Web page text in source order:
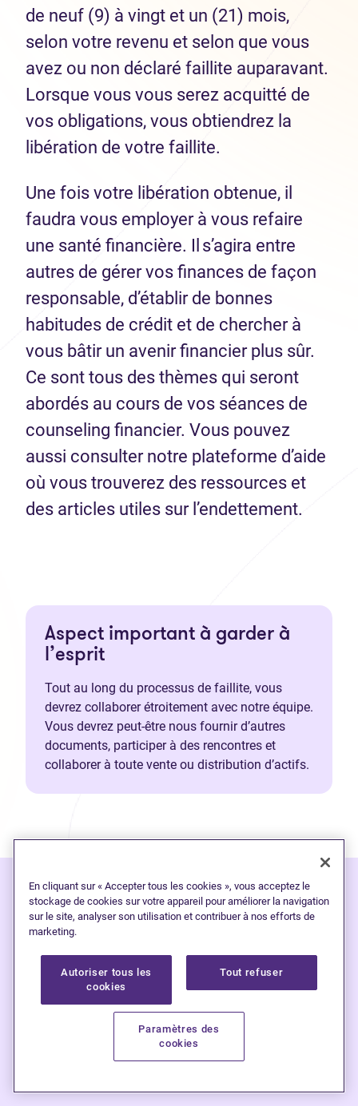
de neuf (9) à vingt et un (21) mois,
selon votre revenu et selon que vous
avez ou non déclaré faillite auparavant.
Lorsque vous vous serez acquitté de
vos obligations, vous obtiendrez la
libération de votre faillite.
Une fois votre libération obtenue, il
faudra vous employer à vous refaire
une santé financière. Il s’agira entre
autres de gérer vos finances de façon
responsable, d’établir de bonnes
habitudes de crédit et de chercher à
vous bâtir un avenir financier plus sûr.
Ce sont tous des thèmes qui seront
abordés au cours de vos séances de
counseling financier. Vous pouvez
aussi consulter notre plateforme d’aide
où vous trouverez des ressources et
des articles utiles sur l’endettement.
Aspect important à garder à
l’esprit
Tout au long du processus de faillite, vous
devrez collaborer étroitement avec notre équipe.
Vous devrez peut-être nous fournir d’autres
documents, participer à des rencontres et
collaborer à toute vente ou distribution d’actifs.
L’endettement estplus
fréquent que vous ne
le pensez
Nous aidons les Canadiens à reprendre
le contrôle de leurs finances et à avoir
En cliquant sur « Accepter tous les cookies », vous acceptez le
stockage de cookies sur votre appareil pour améliorer la navigation
sur le site, analyser son utilisation et contribuer à nos efforts de
marketing.
Autoriser tous les
cookies
Tout refuser
Paramètres des
cookies